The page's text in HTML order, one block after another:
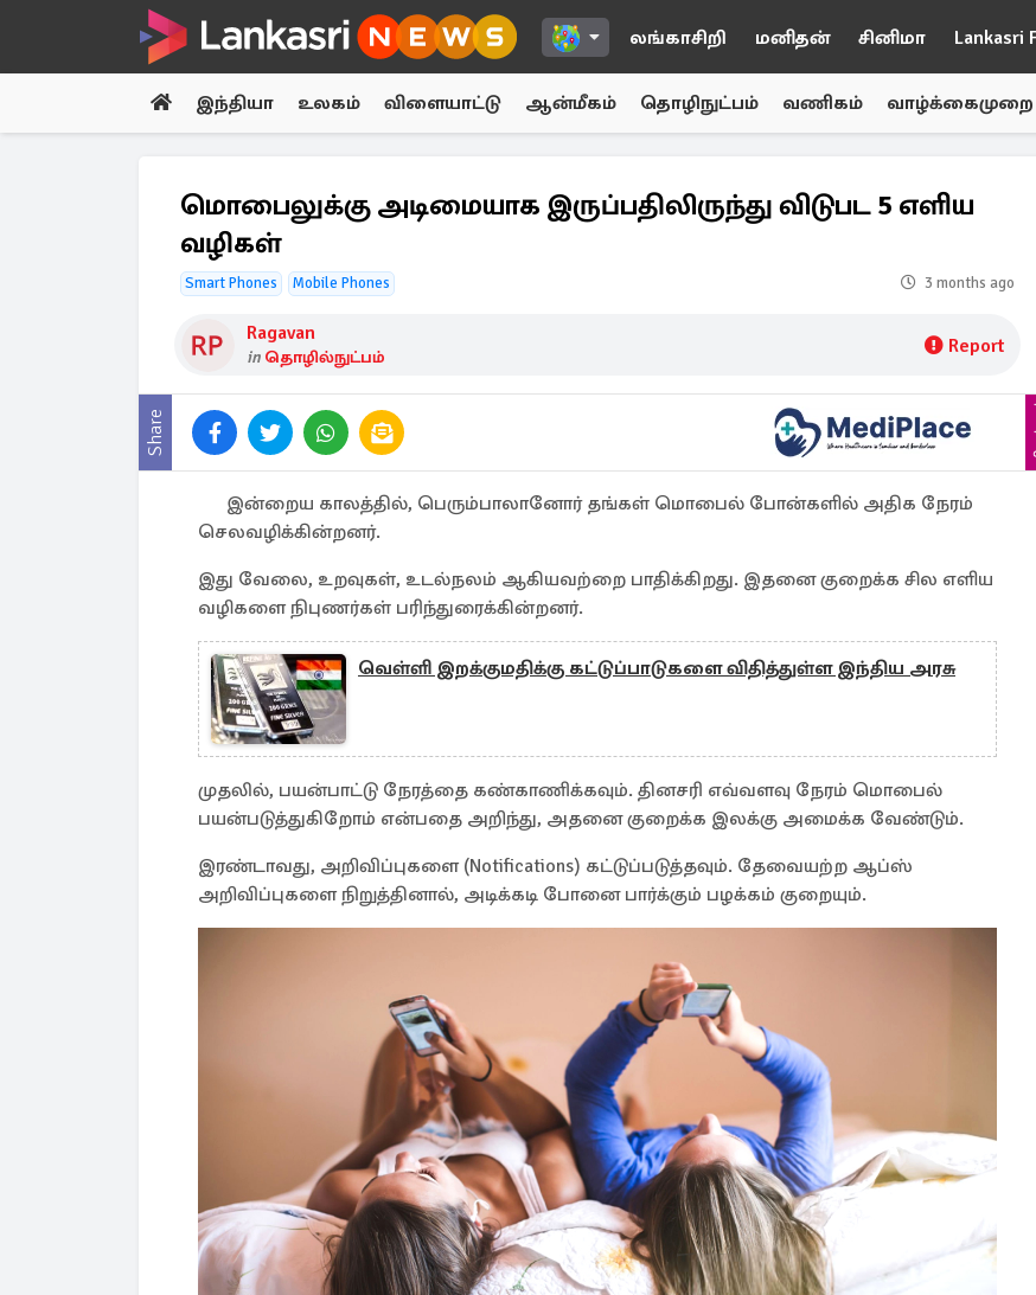
லங்காசிறி மனிதன் சினிமா Lankasri
இந்தியா உலகம் விளையாட்டு ஆன்மீகம் தொழிநுட்பம் வணிகம் வாழ்க்கைமுறை
மொபைலுக்கு அடிமையாக இருப்பதிலிருந்து விடுபட 5 எளிய
வழிகள்
Smart Phones Mobile Phones 3 months ago
Ragavan
in தொழில்நுட்பம் Report
Share
இன்றைய காலத்தில், பெரும்பாலானோர் தங்கள் மொபைல் போன்களில் அதிக நேரம்
செலவழிக்கின்றனர்.
இது வேலை, உறவுகள், உடல்நலம் ஆகியவற்றை பாதிக்கிறது. இதனை குறைக்க சில எளிய
வழிகளை நிபுணர்கள் பரிந்துரைக்கின்றனர்.
வெள்ளி இறக்குமதிக்கு கட்டுப்பாடுகளை விதித்துள்ள இந்திய அரசு
முதலில், பயன்பாட்டு நேரத்தை கண்காணிக்கவும். தினசரி எவ்வளவு நேரம் மொபைல்
பயன்படுத்துகிறோம் என்பதை அறிந்து, அதனை குறைக்க இலக்கு அமைக்க வேண்டும்.
இரண்டாவது, அறிவிப்புகளை (Notifications) கட்டுப்படுத்தவும். தேவையற்ற ஆப்ஸ்
அறிவிப்புகளை நிறுத்தினால், அடிக்கடி போனை பார்க்கும் பழக்கம் குறையும்.